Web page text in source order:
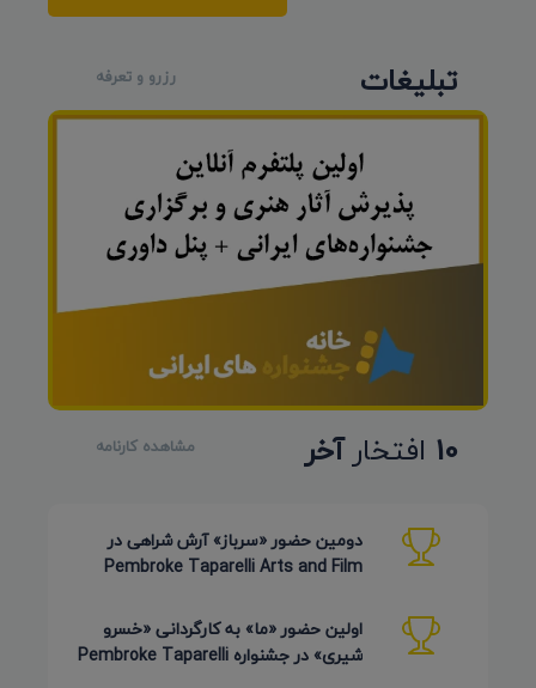
تبلیغات رزرو و تعرفه
10 افتخارآخر مشاهده کارنامه
دومین حضور «سرباز» آرش شراهی در
Pembroke Taparelli Arts and Film
اولین حضور «ما» به کارگردانی «خسرو
شیری» در جشنواره Pembroke Taparelli